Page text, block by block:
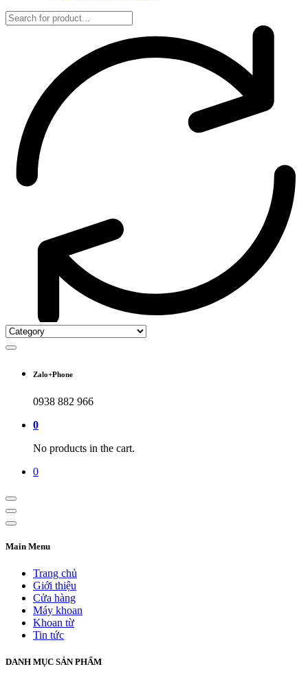
Zalo+Phone
0938 882 966
0
No products in the cart.
0
Main Menu
Trang chủ
Giới thiệu
Cửa hàng
Máy khoan
Khoan từ
Tin tức
DANH MỤC SẢN PHẨM